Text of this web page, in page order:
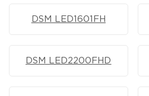
DSM LED1601FH
DSM LED2200FHD